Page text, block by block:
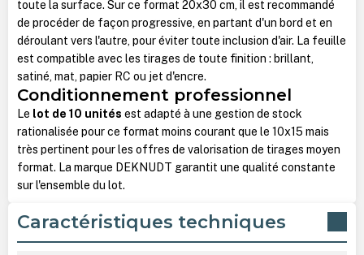
toute la surface. Sur ce format 20x30 cm, il est recommandé
de procéder de façon progressive, en partant d'un bord et en
déroulant vers l'autre, pour éviter toute inclusion d'air. La feuille
est compatible avec les tirages de toute finition : brillant,
satiné, mat, papier RC ou jet d'encre.
Conditionnement professionnel
Le lot de 10 unités est adapté à une gestion de stock
rationalisée pour ce format moins courant que le 10x15 mais
très pertinent pour les offres de valorisation de tirages moyen
format. La marque DEKNUDT garantit une qualité constante
sur l'ensemble du lot.
Caractéristiques techniques